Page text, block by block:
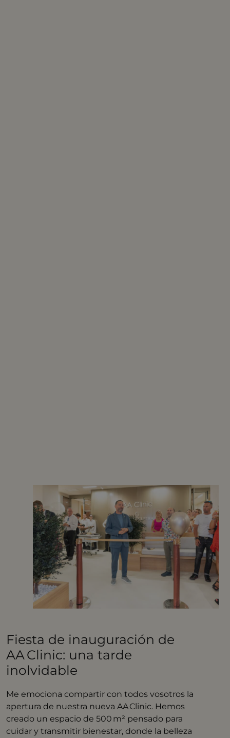
Fiesta de inauguración de
AA Clinic: una tarde
inolvidable
Me emociona compartir con todos vosotros la
apertura de nuestra nueva AA Clinic. Hemos
creado un espacio de 500 m² pensado para
cuidar y transmitir bienestar, donde la belleza